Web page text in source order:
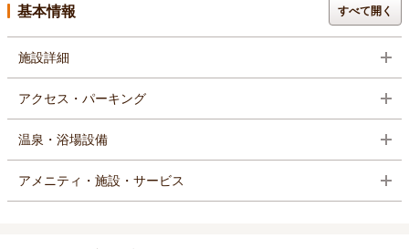
基本情報 すべて開く
施設詳細
アクセス・パーキング
温泉・浴場設備
アメニティ・施設・サービス